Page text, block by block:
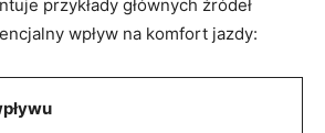
⁤przykłady głównych ⁣źródeł
wpływ‍ na ‌komfort jazdy: